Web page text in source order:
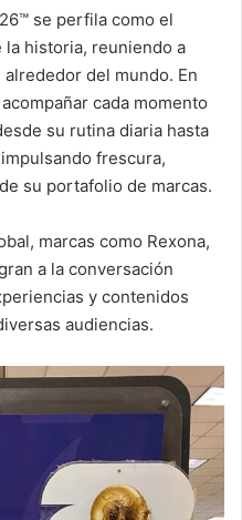
se perfila como el
historia, reuniendo a
del mundo. En
cada momento
su rutina diaria hasta
frescura,
su portafolio de marcas.
marcas como Rexona,
a la conversación
y contenidos
audiencias.